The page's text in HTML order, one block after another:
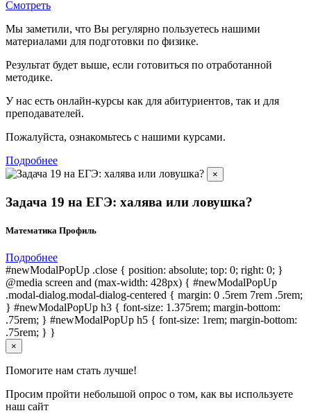
Смотреть
Мы заметили, что Вы регулярно пользуетесь нашими
материалами для подготовки по физике.
Результат будет выше, если готовиться по отработанной
методике.
У нас есть онлайн-курсы как для абитуриентов, так и для
преподавателей.
Пожалуйста, ознакомьтесь с нашими курсами.
Подробнее
×
Задача 19 на ЕГЭ: халява или ловушка?
Математика Профиль
Подробнее
#newModalPopUp .close { position: absolute; top: 0; right: 0; }
@media screen and (max-width: 428px) { #newModalPopUp
.modal-dialog.modal-dialog-centered { margin: 0 .5rem 7rem .5rem;
} #newModalPopUp h3 { font-size: 1.375rem; margin-bottom:
.75rem; } #newModalPopUp h5 { font-size: 1rem; margin-bottom:
.75rem; } }
×
Помогите нам стать лучше!
Просим пройти небольшой опрос о том, как вы используете
наш сайт